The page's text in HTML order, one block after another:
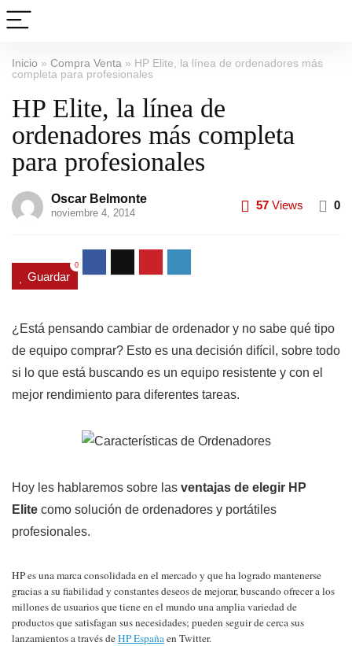
Inicio » Compra Venta » HP Elite, la línea de ordenadores más
completa para profesionales
HP Elite, la línea de
ordenadores más completa
para profesionales
Oscar Belmonte
noviembre 4, 2014
57 Views 0
Guardar
0
¿Está pensando cambiar de ordenador y no sabe qué tipo
de equipo comprar? Esto es una decisión difícil, sobre todo
si lo que está buscando es un equipo resistente y con el
mejor rendimiento para diferentes tareas.
Hoy les hablaremos sobre las ventajas de elegir HP
Elite como solución de ordenadores y portátiles
profesionales.
HP es una marca consolidada en el mercado y que ha logrado mantenerse
gracias a su fiabilidad y constantes deseos de mejorar, buscando ofrecer a los
millones de usuarios que tiene en el mundo una amplia variedad de
productos que satisfagan sus necesidades; pueden seguir de cerca sus
lanzamientos a través deHP España en Twitter.